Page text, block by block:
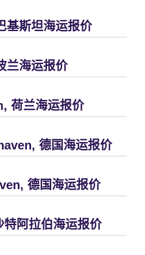
基斯坦海运报价
兰海运报价
荷兰海运报价
德国海运报价
德国海运报价
阿拉伯海运报价